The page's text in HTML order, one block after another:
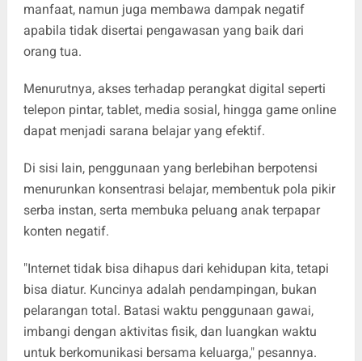
manfaat, namun juga membawa dampak negatif
apabila tidak disertai pengawasan yang baik dari
orang tua.
Menurutnya, akses terhadap perangkat digital seperti
telepon pintar, tablet, media sosial, hingga game online
dapat menjadi sarana belajar yang efektif.
Di sisi lain, penggunaan yang berlebihan berpotensi
menurunkan konsentrasi belajar, membentuk pola pikir
serba instan, serta membuka peluang anak terpapar
konten negatif.
"Internet tidak bisa dihapus dari kehidupan kita, tetapi
bisa diatur. Kuncinya adalah pendampingan, bukan
pelarangan total. Batasi waktu penggunaan gawai,
imbangi dengan aktivitas fisik, dan luangkan waktu
untuk berkomunikasi bersama keluarga," pesannya.